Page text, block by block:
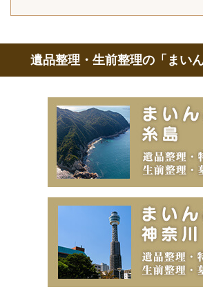
遺品整理・生前整理の「まい